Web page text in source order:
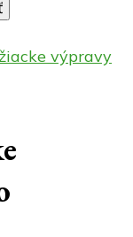
výpravy